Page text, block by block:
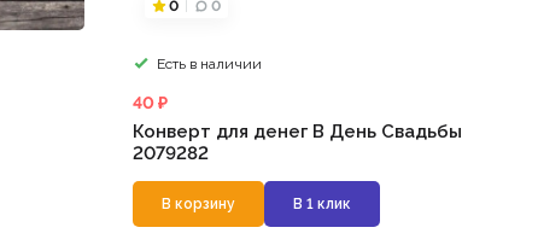
0 0
Есть в наличии
40 ₽
Конверт для денег В День Свадьбы
2079282
В корзину В 1 клик